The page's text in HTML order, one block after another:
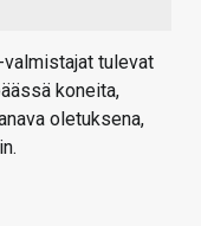
valmistajat tulevat
koneita,
oletuksena,